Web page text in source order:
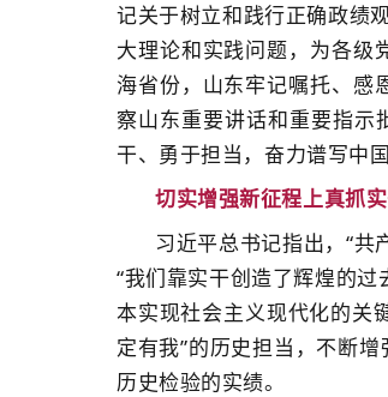
记关于树立和践行正确政绩
大理论和实践问题，为各级
海省份，山东牢记嘱托、感
察山东重要讲话和重要指示
干、勇于担当，奋力谱写中
切实增强新征程上真抓
习近平总书记指出，“共
“我们靠实干创造了辉煌的
本实现社会主义现代化的关
定有我”的历史担当，不断
历史检验的实绩。